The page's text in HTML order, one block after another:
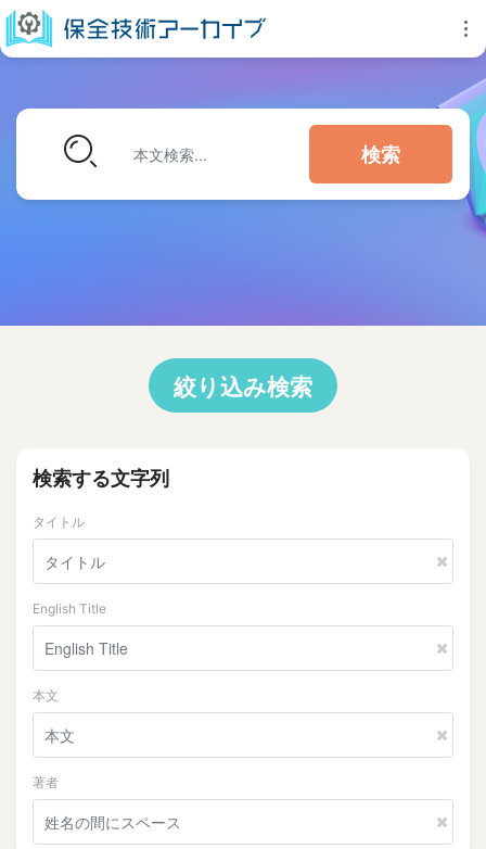
検索
絞り込み検索
検索する文字列
タイトル
English Title
本文
著者